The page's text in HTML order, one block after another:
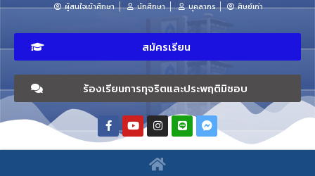
ผู้สนใจเข้าศึกษา นักศึกษา บุคลากร ศิษย์เก่า
สมัครเรียน
ร้องเรียนการทุจริตและประพฤติมิชอบ